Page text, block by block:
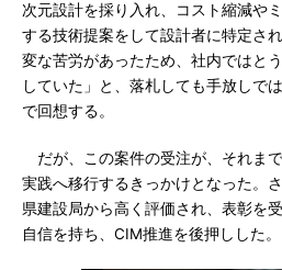
次元設計を採り入れ、コスト縮減や
する技術提案をして設計者に特定さ
変な苦労があったため、社内ではと
していた」と、落札しても手放しで
で回想する。
だが、この案件の受注が、それま
実践へ移行するきっかけとなった。
県建設局から高く評価され、表彰を
自信を持ち、CIM推進を後押しした。